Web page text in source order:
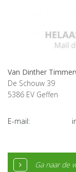
Van Dinther
De Schouw 39
5386 EV Geffen
E-mail:
Ga naar de